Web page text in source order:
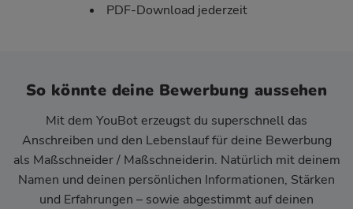
PDF-Download jederzeit
So könnte deine Bewerbung aussehen
Mit dem YouBot erzeugst du superschnell das
Anschreiben und den Lebenslauf für deine Bewerbung
als Maßschneider / Maßschneiderin. Natürlich mit deinem
Namen und deinen persönlichen Informationen, Stärken
und Erfahrungen – sowie abgestimmt auf deinen